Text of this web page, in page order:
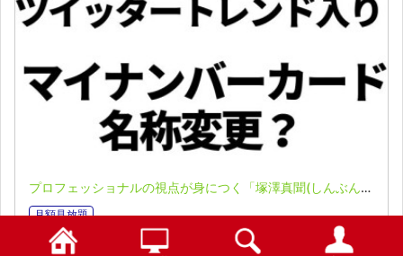
プロフェッショナルの視点が身につく「塚澤真聞(しんぶん)」(2023.07.03)
月額見放題
0